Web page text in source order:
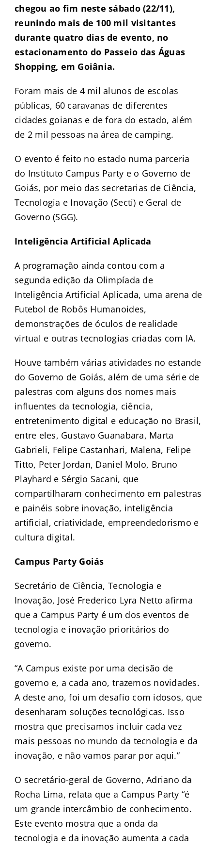
chegou ao fim neste sábado (22/11),
reunindo mais de 100 mil visitantes
durante quatro dias de evento, no
estacionamento do Passeio das Águas
Shopping, em Goiânia.
Foram mais de 4 mil alunos de escolas
públicas, 60 caravanas de diferentes
cidades goianas e de fora do estado, além
de 2 mil pessoas na área de camping.
O evento é feito no estado numa parceria
do Instituto Campus Party e o Governo de
Goiás, por meio das secretarias de Ciência,
Tecnologia e Inovação (Secti) e Geral de
Governo (SGG).
Inteligência Artificial Aplicada
A programação ainda contou com a
segunda edição da Olimpíada de
Inteligência Artificial Aplicada, uma arena de
Futebol de Robôs Humanoides,
demonstrações de óculos de realidade
virtual e outras tecnologias criadas com IA.
Houve também várias atividades no estande
do Governo de Goiás, além de uma série de
palestras com alguns dos nomes mais
influentes da tecnologia, ciência,
entretenimento digital e educação no Brasil,
entre eles, Gustavo Guanabara, Marta
Gabrieli, Felipe Castanhari, Malena, Felipe
Titto, Peter Jordan, Daniel Molo, Bruno
Playhard e Sérgio Sacani, que
compartilharam conhecimento em palestras
e painéis sobre inovação, inteligência
artificial, criatividade, empreendedorismo e
cultura digital.
Campus Party Goiás
Secretário de Ciência, Tecnologia e
Inovação, José Frederico Lyra Netto afirma
que a Campus Party é um dos eventos de
tecnologia e inovação prioritários do
governo.
“A Campus existe por uma decisão de
governo e, a cada ano, trazemos novidades.
A deste ano, foi um desafio com idosos, que
desenharam soluções tecnológicas. Isso
mostra que precisamos incluir cada vez
mais pessoas no mundo da tecnologia e da
inovação, e não vamos parar por aqui.”
O secretário-geral de Governo, Adriano da
Rocha Lima, relata que a Campus Party “é
um grande intercâmbio de conhecimento.
Este evento mostra que a onda da
tecnologia e da inovação aumenta a cada